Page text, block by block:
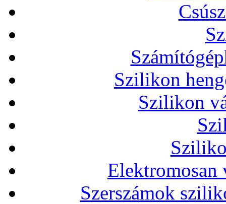
Szilikon
Szilikon
Elektromosan
Szerszámok